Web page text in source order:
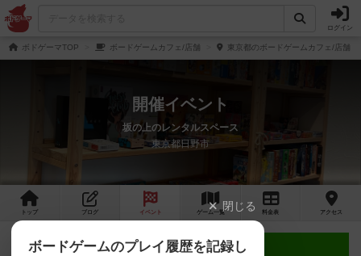
ログイン
ボドゲーマTOP ボードゲームカフェ/店舗 東京都のボードゲームカフェ/店舗
開催イベント
坂の上のレンタルスペース
東京都日野市
トップ ブログ イベント ゲーム一覧 料金 表 アクセス
近日開催予定のイベント
閉じる
ボードゲームのプレイ履歴を記録し